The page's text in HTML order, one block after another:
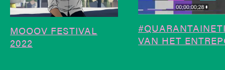
MOOOV FESTIVAL
2022
VAN HET